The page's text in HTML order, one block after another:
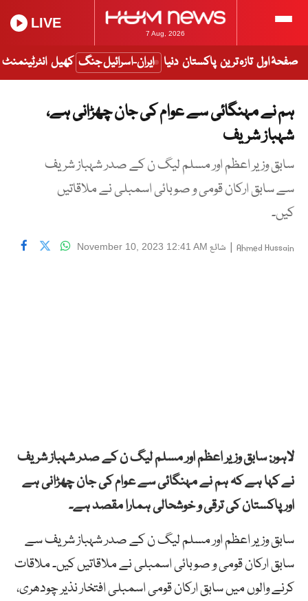
7 Aug, 2026
LIVE
صفحۂ اول تازہ ترین پاکستان دنیا ایران-اسرائیل جنگ کھیل انٹرٹینمنٹ
ہم نے مہنگائی سے عوام کی جان چھڑانی ہے،
شہباز شریف
سابق وزیر اعظم اور مسلم لیگ ن کے صدر شہباز شریف
سے سابق ارکان قومی و صوبائی اسمبلی نے ملاقاتیں
کیں۔
Ahmed Hussain
| شائع November 10, 2023 12:41 AM
لاہور: سابق وزیر اعظم اور مسلم لیگ ن کے صدر شہباز شریف
نے کہا ہے کہ ہم نے مہنگائی سے عوام کی جان چھڑانی ہے
اور پاکستان کی ترقی و خوشحالی ہمارا مقصد ہے۔
سابق وزیر اعظم اور مسلم لیگ ن کے صدر شہباز شریف سے
سابق ارکان قومی و صوبائی اسمبلی نے ملاقاتیں کیں۔ ملاقات
کرنے والوں میں سابق ارکان قومی اسمبلی افتخار نذیر چودھری،